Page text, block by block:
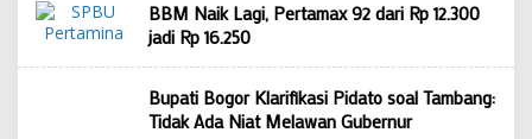
BBM Naik Lagi, Pertamax 92 dari Rp 12.300
jadi Rp 16.250
Bupati Bogor Klarifikasi Pidato soal Tambang:
Tidak Ada Niat Melawan Gubernur